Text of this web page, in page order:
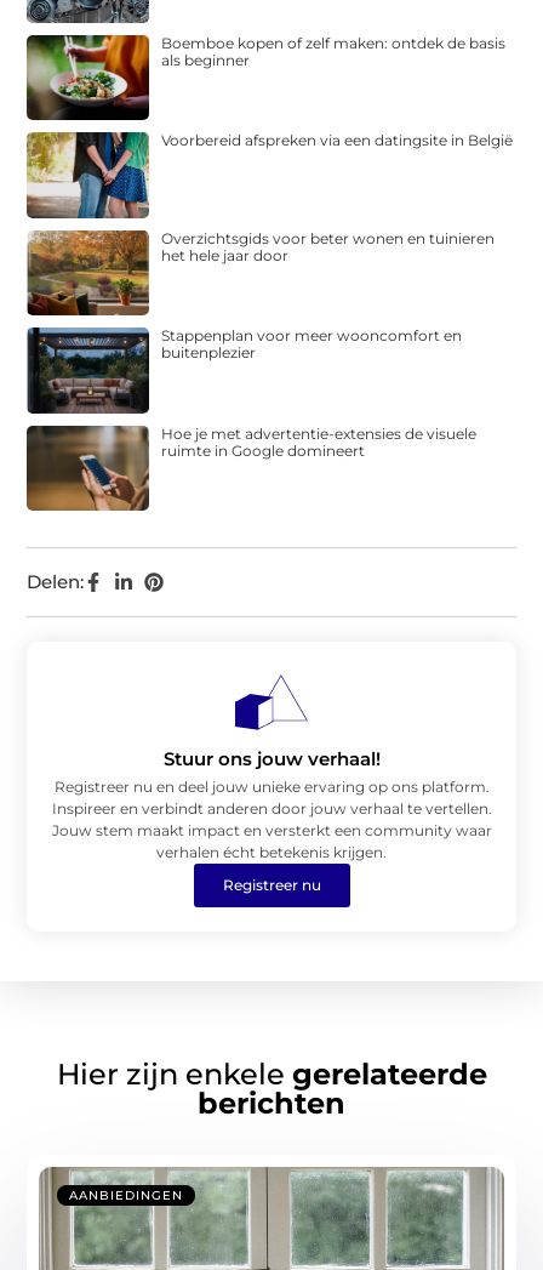
Delen:
Boemboe kopen of zelf maken: ontdek de basis
als beginner
Voorbereid afspreken via een datingsite in België
Overzichtsgids voor beter wonen en tuinieren
het hele jaar door
Stappenplan voor meer wooncomfort en
buitenplezier
Hoe je met advertentie-extensies de visuele
ruimte in Google domineert
Stuur ons jouw verhaal!
Registreer nu en deel jouw unieke ervaring op ons platform.
Inspireer en verbindt anderen door jouw verhaal te vertellen.
Jouw stem maakt impact en versterkt een community waar
verhalen écht betekenis krijgen.
Registreer nu
Hier zijn enkele gerelateerde
berichten
AANBIEDINGEN